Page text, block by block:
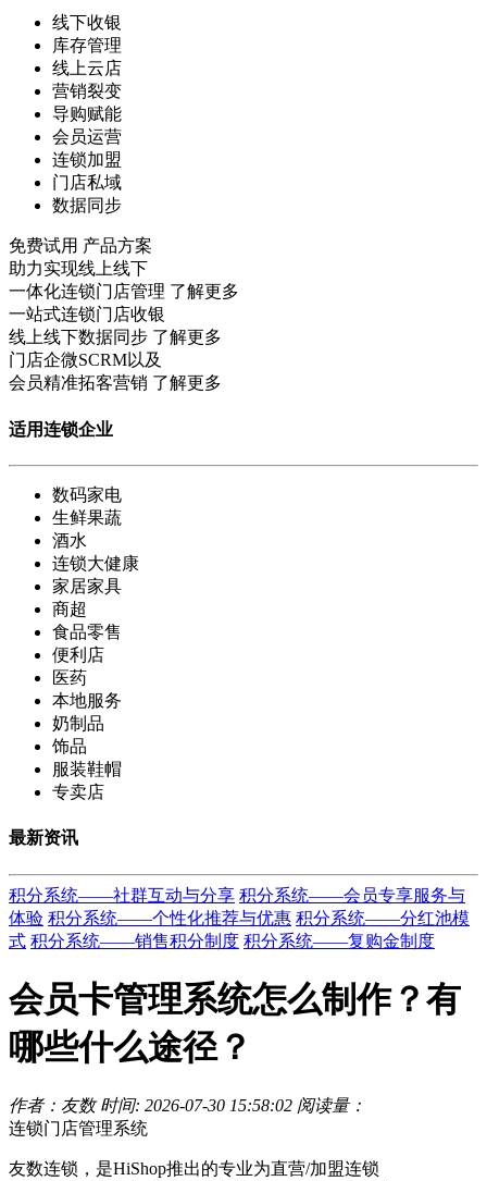
线下收银
库存管理
线上云店
营销裂变
导购赋能
会员运营
连锁加盟
门店私域
数据同步
免费试用 产品方案
助力实现线上线下
一体化连锁门店管理 了解更多
一站式连锁门店收银
线上线下数据同步 了解更多
门店企微SCRM以及
会员精准拓客营销 了解更多
适用连锁企业
数码家电
生鲜果蔬
酒水
连锁大健康
家居家具
商超
食品零售
便利店
医药
本地服务
奶制品
饰品
服装鞋帽
专卖店
最新资讯
积分系统——社群互动与分享 积分系统——会员专享服务与
体验 积分系统——个性化推荐与优惠 积分系统——分红池模
式 积分系统——销售积分制度 积分系统——复购金制度
会员卡管理系统怎么制作？有
哪些什么途径？
作者：友数 时间: 2026-07-30 15:58:02 阅读量：
连锁门店管理系统
友数连锁，是HiShop推出的专业为直营/加盟连锁